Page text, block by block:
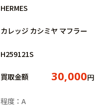
HERMES
カレッジ カシミヤ マフラー
H259121S
買取金額 30,000円
程度：A